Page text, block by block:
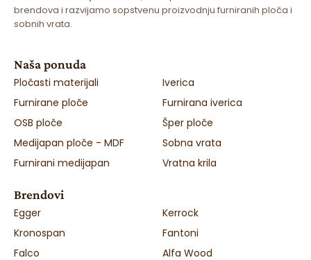
brendova i razvijamo sopstvenu proizvodnju furniranih ploča i
sobnih vrata.
Naša ponuda
Pločasti materijali
Furnirane ploče
OSB ploče
Medijapan ploče - MDF
Furnirani medijapan
Iverica
Furnirana iverica
Šper ploče
Sobna vrata
Vratna krila
Brendovi
Egger
Kronospan
Falco
Kerrock
Fantoni
Alfa Wood